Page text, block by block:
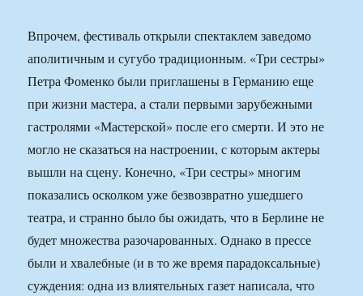
Впрочем, фестиваль открыли спектаклем заведомо
аполитичным и сугубо традиционным. «Три сестры»
Петра Фоменко были приглашены в Германию еще
при жизни мастера, а стали первыми зарубежными
гастролями «Мастерской» после его смерти. И это не
могло не сказаться на настроении, с которым актеры
вышли на сцену. Конечно, «Три сестры» многим
показались осколком уже безвозвратно ушедшего
театра, и странно было бы ожидать, что в Берлине не
будет множества разочарованных. Однако в прессе
были и хвалебные (и в то же время парадоксальные)
суждения: одна из влиятельных газет написала, что